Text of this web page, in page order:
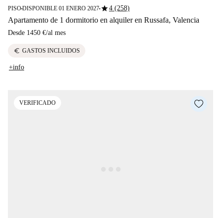
PISO■DISPONIBLE 01 ENERO 2027■star4 (258)
Apartamento de 1 dormitorio en alquiler en Russafa, Valencia
Desde 1450 €/al mes
euro GASTOS INCLUIDOS
+info
VERIFICADO